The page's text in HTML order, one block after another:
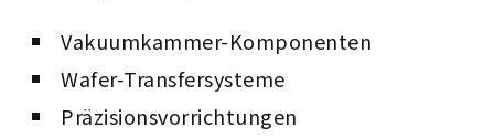
Vakuumkammer-Komponenten
Wafer-Transfersysteme
Präzisionsvorrichtungen